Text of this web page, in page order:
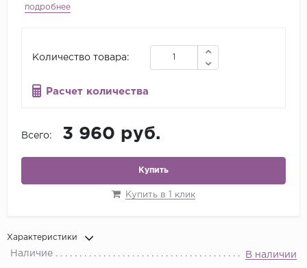
подробнее
Количество товара:
Расчет количества
Всего: 3 960 руб.
Купить
Купить в 1 клик
Характеристики
Наличие В наличии